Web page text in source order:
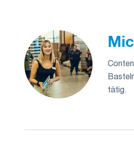
tätig.